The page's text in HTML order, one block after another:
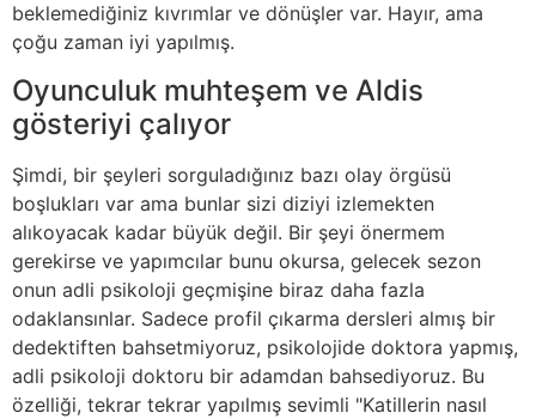
beklemediğiniz kıvrımlar ve dönüşler var. Hayır, ama
çoğu zaman iyi yapılmış.
Oyunculuk muhteşem ve Aldis
gösteriyi çalıyor
Şimdi, bir şeyleri sorguladığınız bazı olay örgüsü
boşlukları var ama bunlar sizi diziyi izlemekten
alıkoyacak kadar büyük değil. Bir şeyi önermem
gerekirse ve yapımcılar bunu okursa, gelecek sezon
onun adli psikoloji geçmişine biraz daha fazla
odaklansınlar. Sadece profil çıkarma dersleri almış bir
dedektiften bahsetmiyoruz, psikolojide doktora yapmış,
adli psikoloji doktoru bir adamdan bahsediyoruz. Bu
özelliği, tekrar tekrar yapılmış sevimli "Katillerin nasıl